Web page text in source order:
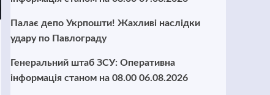
Палає депо Укрпошти! Жахливі наслідки
удару по Павлограду
Генеральний штаб ЗСУ: Оперативна
інформація станом на 08.00 06.08.2026